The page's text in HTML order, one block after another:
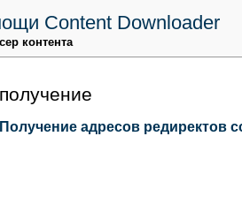
Content Downloader
контента
получение
Получение адресов редиректов